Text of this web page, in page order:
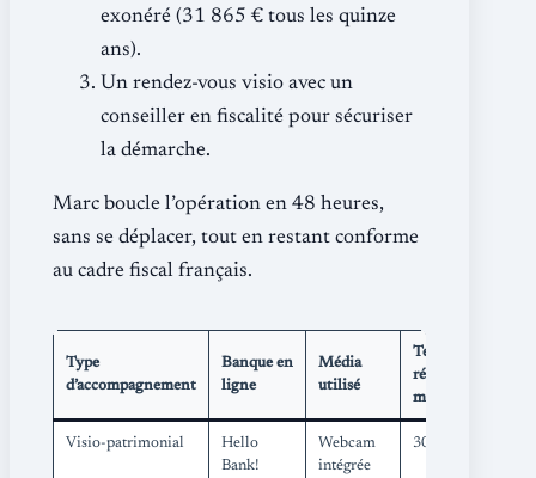
exonéré (31 865 € tous les quinze
ans).
Un rendez-vous visio avec un
conseiller en fiscalité pour sécuriser
la démarche.
Marc boucle l’opération en 48 heures,
sans se déplacer, tout en restant conforme
au cadre fiscal français.
Type
d’accompagnement
Banque en
ligne
Média
utilisé
Temps de
réponse
moyen
Visio-patrimonial
Hello
Bank!
Webcam
intégrée
30 min